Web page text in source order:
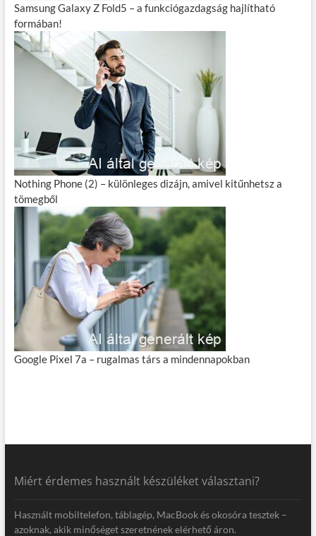
Samsung Galaxy Z Fold5 – a funkciógazdagság hajlítható
formában!
Nothing Phone (2) – különleges dizájn, amivel kitűnhetsz a
tömegből
Google Pixel 7a – rugalmas társ a mindennapokban
Miért érdemes használt készüléket választani?
Használt mobiltelefon, táblagép, MacBook és okosóra tesztek –
azoknak, akik minőséget szeretnének elérhető áron.